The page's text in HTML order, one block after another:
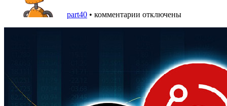
part40 • комментарии отключены